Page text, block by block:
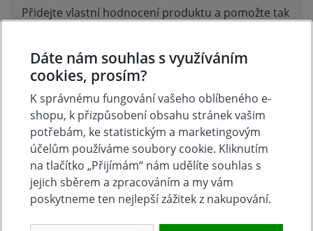
Přidejte vlastní hodnocení produktu a pomožte tak
Přidat vlastní hodnocení
Dáte nám souhlas s využíváním
cookies, prosím?
K správnému fungování vašeho oblíbeného e-
shopu, k přizpůsobení obsahu stránek vašim
potřebám, ke statistickým a marketingovým
účelům používáme soubory cookie. Kliknutím
na tlačítko „Přijímám“ nám udělíte souhlas s
jejich sběrem a zpracováním a my vám
poskytneme ten nejlepší zážitek z nakupování.